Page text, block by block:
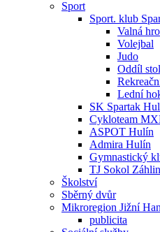
Sport
Sport. klub
Valná
Volejbal
Judo
Oddíl
Lední
SK Spartak
Cykloteam
ASPOT Hulín
Admira Hulín
Gymnastický
TJ Sokol
Školství
Sběrný dvůr
Mikroregion Jižní
publicita